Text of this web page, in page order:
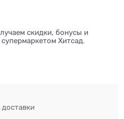
скидки, бонусы и
Хитсад.
доставки